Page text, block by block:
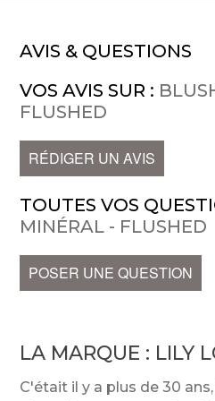
AVIS & QUESTIONS
VOS AVIS SUR :
FLUSHED
RÉDIGER UN AVIS
TOUTES VOS
MINÉRAL - FLUSHED
POSER UNE QUESTION
LA MARQUE : LILY
C'était il y a plus de 30